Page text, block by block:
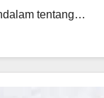
tentang…